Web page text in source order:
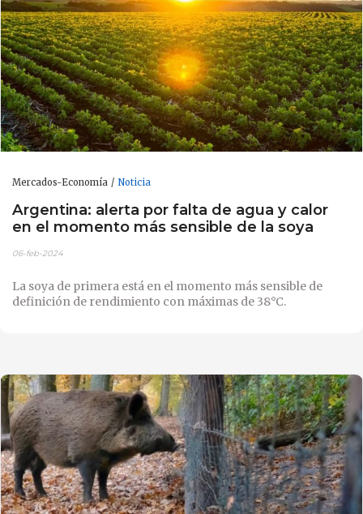
Mercados-Economía Noticia
Argentina: alerta por falta de agua y calor
en el momento más sensible de la soya
06-feb-2024
La soya de primera está en el momento más sensible de
definición de rendimiento con máximas de 38°C.